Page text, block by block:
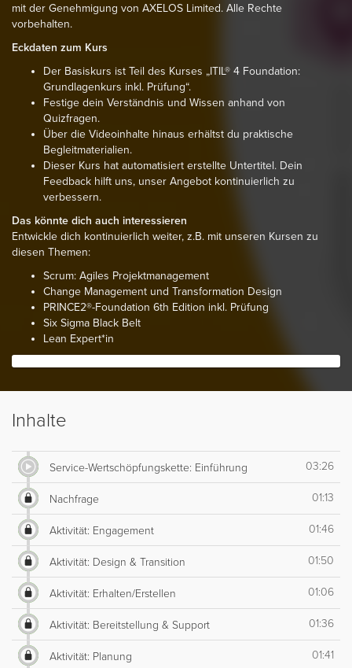
mit der Genehmigung von AXELOS Limited. Alle Rechte
vorbehalten.
Eckdaten zum Kurs
Der Basiskurs ist Teil des Kurses „ITIL® 4 Foundation:
Grundlagenkurs inkl. Prüfung“.
Festige dein Verständnis und Wissen anhand von
Quizfragen.
Über die Videoinhalte hinaus erhältst du praktische
Begleitmaterialien.
Dieser Kurs hat automatisiert erstellte Untertitel. Dein
Feedback hilft uns, unser Angebot kontinuierlich zu
verbessern.
Das könnte dich auch interessieren
Entwickle dich kontinuierlich weiter, z.B. mit unseren Kursen zu
diesen Themen:
Scrum: Agiles Projektmanagement
Change Management und Transformation Design
PRINCE2®-Foundation 6th Edition inkl. Prüfung
Six Sigma Black Belt
Lean Expert*in
Inhalte
Service-Wertschöpfungskette: Einführung 03:26
Nachfrage 01:13
Aktivität: Engagement 01:46
Aktivität: Design & Transition 01:50
Aktivität: Erhalten/Erstellen 01:06
Aktivität: Bereitstellung & Support 01:36
Aktivität: Planung 01:41